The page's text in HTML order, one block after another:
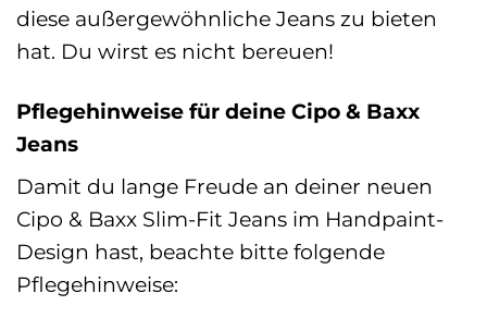
diese außergewöhnliche Jeans zu bieten
hat. Du wirst es nicht bereuen!
Pflegehinweise für deine Cipo & Baxx
Jeans
Damit du lange Freude an deiner neuen
Cipo & Baxx Slim-Fit Jeans im Handpaint-
Design hast, beachte bitte folgende
Pflegehinweise: